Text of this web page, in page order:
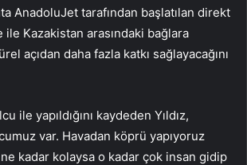
AnadoluJet tarafından başlatılan direkt
ile Kazakistan arasındaki bağlara
açıdan daha fazla katkı sağlayacağını
ile yapıldığını kaydeden Yıldız,
var. Havadan köprü yapıyoruz
kadar kolaysa o kadar çok insan gidip